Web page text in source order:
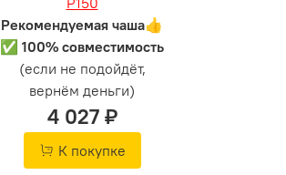
Рекомендуемая чаша👍
✅ 100% совместимость
(если не подойдёт,
вернём деньги)
4 027 ₽
К покупке